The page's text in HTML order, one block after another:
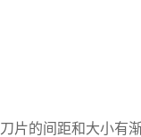
的间距和大小有渐